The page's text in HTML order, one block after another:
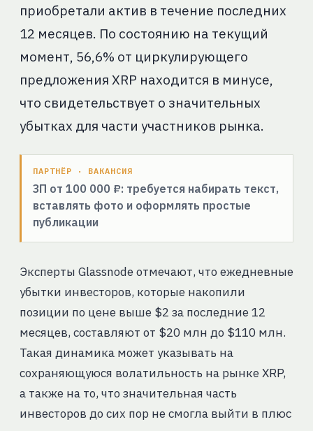
приобретали актив в течение последних
12 месяцев. По состоянию на текущий
момент, 56,6% от циркулирующего
предложения XRP находится в минусе,
что свидетельствует о значительных
убытках для части участников рынка.
ПАРТНЁР · ВАКАНСИЯ
ЗП от 100 000 ₽: требуется набирать текст,
вставлять фото и оформлять простые
публикации
Эксперты Glassnode отмечают, что ежедневные
убытки инвесторов, которые накопили
позиции по цене выше $2 за последние 12
месяцев, составляют от $20 млн до $110 млн.
Такая динамика может указывать на
сохраняющуюся волатильность на рынке XRP,
а также на то, что значительная часть
инвесторов до сих пор не смогла выйти в плюс